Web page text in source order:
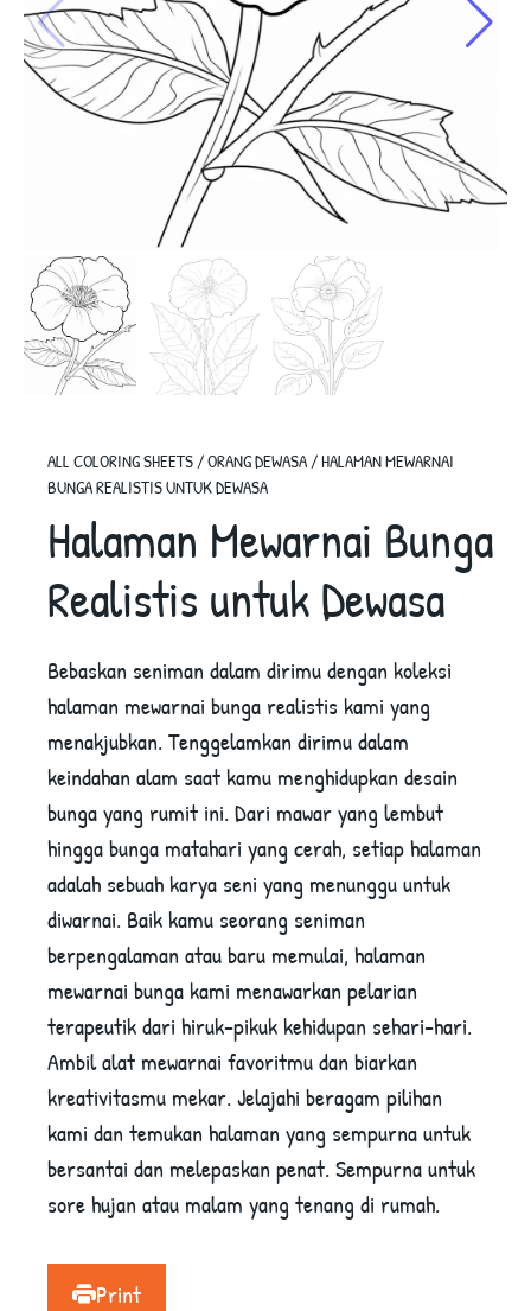
ALL COLORING SHEETS/ORANG DEWASA/HALAMAN MEWARNAI
BUNGA REALISTIS UNTUK DEWASA
Halaman Mewarnai Bunga
Realistis untuk Dewasa
Bebaskan seniman dalam dirimu dengan koleksi
halaman mewarnai bunga realistis kami yang
menakjubkan. Tenggelamkan dirimu dalam
keindahan alam saat kamu menghidupkan desain
bunga yang rumit ini. Dari mawar yang lembut
hingga bunga matahari yang cerah, setiap halaman
adalah sebuah karya seni yang menunggu untuk
diwarnai. Baik kamu seorang seniman
berpengalaman atau baru memulai, halaman
mewarnai bunga kami menawarkan pelarian
terapeutik dari hiruk-pikuk kehidupan sehari-hari.
Ambil alat mewarnai favoritmu dan biarkan
kreativitasmu mekar. Jelajahi beragam pilihan
kami dan temukan halaman yang sempurna untuk
bersantai dan melepaskan penat. Sempurna untuk
sore hujan atau malam yang tenang di rumah.
Print